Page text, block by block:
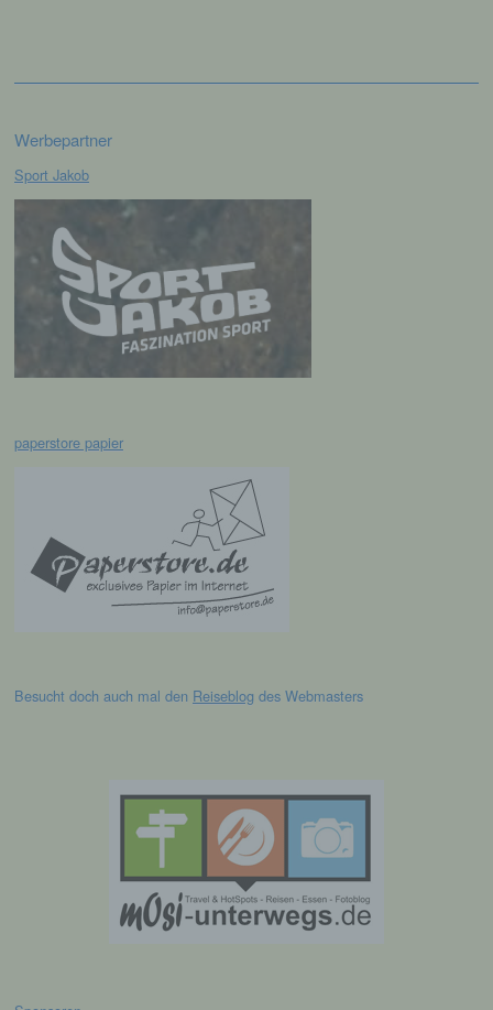
Werbepartner
Sport Jakob
paperstore papier
Besucht doch auch mal den Reiseblog des Webmasters
Kriterien seiner Benennung nach dem
h) Auftragsverarbeiter
juristische Person, Behörde, Einrichtung
oder andere Stelle, die personenbezogene
Daten im Auftrag des Verantwortlichen
verarbeitet.
Empfänger ist eine natürliche oder juristische
Stelle, der personenbezogene Daten
offengelegt werden, unabhängig davon, ob
es sich bei ihr um einen Dritten handelt oder
nicht. Behörden, die im Rahmen eines
bestimmten Untersuchungsauftrags nach
dem Unionsrecht oder dem Recht der
Mitgliedstaaten möglicherweise
Stelle außer der betroffenen Person, dem
Verantwortlichen, dem Auftragsverarbeiter
und den Personen, die unter der
unmittelbaren Verantwortung des
Verantwortlichen oder des
Auftragsverarbeiters befugt sind, die
personenbezogenen Daten zu verarbeiten.